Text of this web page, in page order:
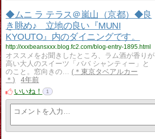
◆ムニ ラ テラス＠嵐山（京都）◆良
き眺め♪ 立地の良い『MUNI
KYOUTO』内のダイニングです。
http://xxxbeansxxx.blog.fc2.com/blog-entry-1895.html
オススメをお聞きしたところ、ラム酒が香りが
高い大人のスイーツ「ババ シャンティー」と
のこと。窓向きの…
＊東京タベアルカー
＊
4年前
いいね！
1